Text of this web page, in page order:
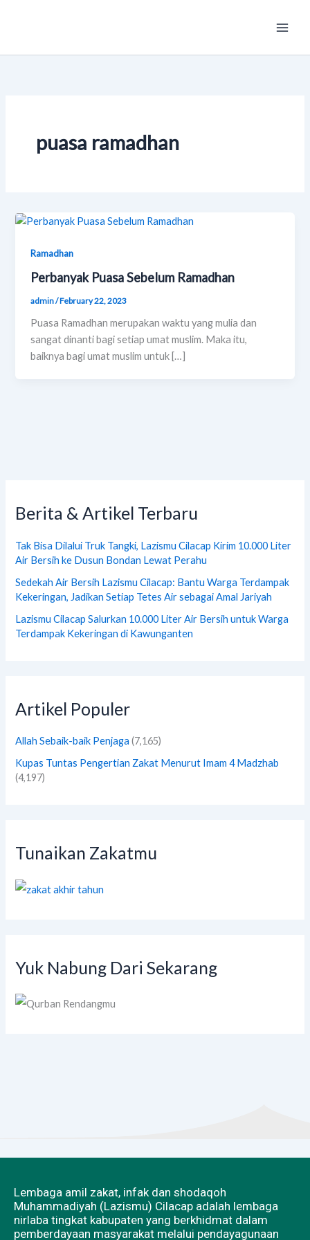
Menu
puasa ramadhan
Ramadhan
Perbanyak Puasa Sebelum Ramadhan
admin/February 22, 2023
Puasa Ramadhan merupakan waktu yang mulia dan
sangat dinanti bagi setiap umat muslim. Maka itu,
baiknya bagi umat muslim untuk […]
Berita & Artikel Terbaru
Tak Bisa Dilalui Truk Tangki, Lazismu Cilacap Kirim 10.000 Liter
Air Bersih ke Dusun Bondan Lewat Perahu
Sedekah Air Bersih Lazismu Cilacap: Bantu Warga Terdampak
Kekeringan, Jadikan Setiap Tetes Air sebagai Amal Jariyah
Lazismu Cilacap Salurkan 10.000 Liter Air Bersih untuk Warga
Terdampak Kekeringan di Kawunganten
Artikel Populer
Allah Sebaik-baik Penjaga (7,165)
Kupas Tuntas Pengertian Zakat Menurut Imam 4 Madzhab
(4,197)
Tunaikan Zakatmu
Yuk Nabung Dari Sekarang
Lembaga amil zakat, infak dan shodaqoh
Muhammadiyah (Lazismu) Cilacap adalah lembaga
nirlaba tingkat kabupaten yang berkhidmat dalam
pemberdayaan masyarakat melalui pendayagunaan